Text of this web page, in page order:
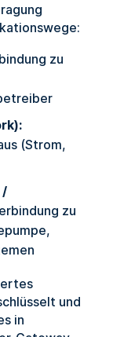
zu
(Strom,
/
zu
und
in